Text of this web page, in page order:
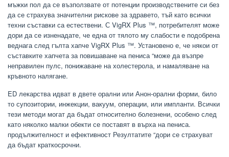
мъжки пол да се възползвате от потенции производствените си без
да се страхува значителни рискове за здравето, тъй като всички
техни съставки са естествени. С VigRX Plus ™, потребителят може
дори да се изненадате, че една от тялото му слабости е подобрена
веднага след гълта хапче VigRX Plus ™. Установено е, че някои от
съставките хапчета за повишаване на пениса “може да възпре
неправилен пулс, понижаване на холестерола, и намаляване на
кръвното налягане.
ED лекарства идват в двете орални или Анон-орални форми, било
то супозитории, инжекции, вакуум, операции, или импланти. Всички
тези методи могат да бъдат относително болезнени, особено след
като няколко малки обекти се поставят в върха на пениса.
продължителност и ефективност Резултатите “дори се страхуват
да бъдат краткосрочни.